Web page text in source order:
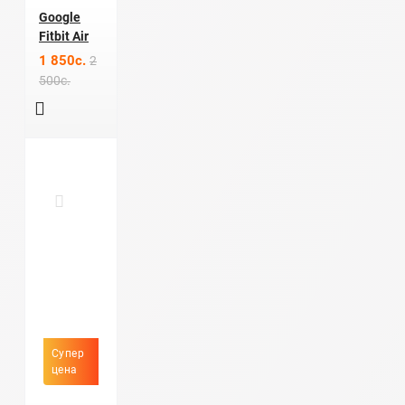
Google
Fitbit Air
1 850c. 2
500c.
Супер
цена